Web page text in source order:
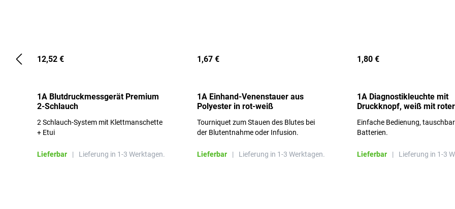
12,52 €
1A Blutdruckmessgerät Premium
2-Schlauch
2 Schlauch-System mit Klettmanschette
+ Etui
Lieferbar | Lieferung in 1-3 Werktagen.
1,67 €
1A Einhand-Venenstauer aus
Polyester in rot-weiß
Tourniquet zum Stauen des Blutes bei
der Blutentnahme oder Infusion.
Lieferbar | Lieferung in 1-3 Werktagen.
1,80 €
1A Diagnostikleuchte mit
Druckknopf, weiß mit roter
Einfache Bedienung,
Batterien.
Lieferbar | Lieferung in 1-3